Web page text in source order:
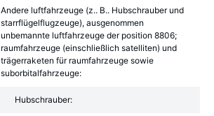
Andere luftfahrzeuge (z.. B.. Hubschrauber und
starrflügelflugzeuge), ausgenommen
unbemannte luftfahrzeuge der position 8806;
raumfahrzeuge (einschließlich satelliten) und
trägerraketen für raumfahrzeuge sowie
suborbitalfahrzeuge:
Hubschrauber: